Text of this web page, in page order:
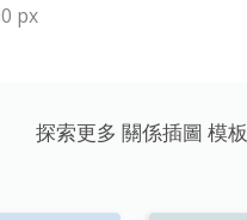
px
探索更多 關係插圖 模板